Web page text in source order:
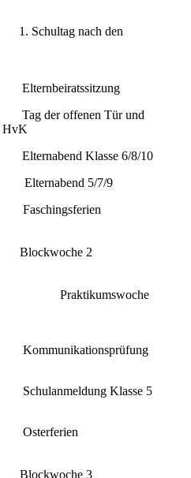
nach den
der offenen Tür und
HvK
Klasse 6/8/10
5/7/9
Faschingsferien
Blockwoche 2
9
Kommunikationsprüfung
Schulanmeldung Klasse 5
Osterferien
Blockwoche 3